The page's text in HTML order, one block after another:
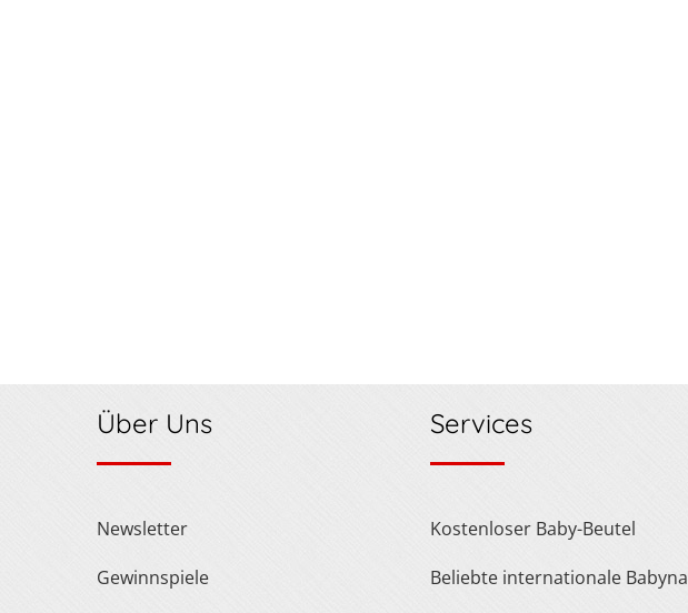
Über Uns
Newsletter
Gewinnspiele
Services
Kostenloser Baby-Beutel
Beliebte internationale